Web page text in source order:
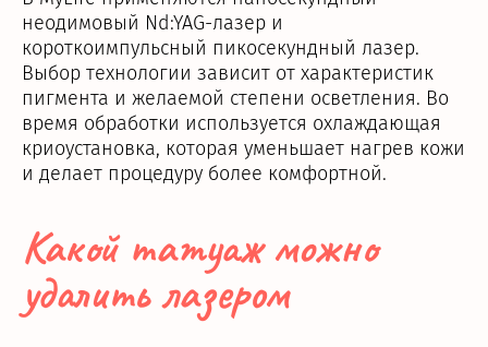
неодимовый Nd:YAG-лазер и
короткоимпульсный пикосекундный лазер.
Выбор технологии зависит от характеристик
пигмента и желаемой степени осветления. Во
время обработки используется охлаждающая
криоустановка, которая уменьшает нагрев кожи
и делает процедуру более комфортной.
Какой татуаж можно
удалить лазером